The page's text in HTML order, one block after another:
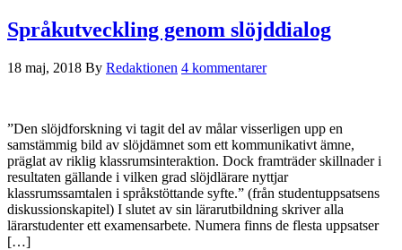
Språkutveckling genom slöjddialog
18 maj, 2018 By Redaktionen 4 kommentarer
”Den slöjdforskning vi tagit del av målar visserligen upp en
samstämmig bild av slöjdämnet som ett kommunikativt ämne,
präglat av riklig klassrumsinteraktion. Dock framträder skillnader i
resultaten gällande i vilken grad slöjdlärare nyttjar
klassrumssamtalen i språkstöttande syfte.” (från studentuppsatsens
diskussionskapitel) I slutet av sin lärarutbildning skriver alla
lärarstudenter ett examensarbete. Numera finns de flesta uppsatser
[…]